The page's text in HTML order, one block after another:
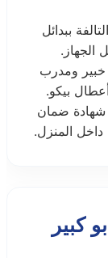
ببدائل
الجهاز.
ومدرب
بيكو.
شهادة ضمان
داخل المنزل.
كبير